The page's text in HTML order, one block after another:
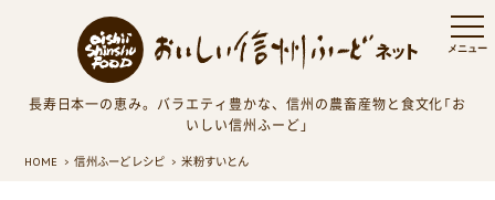
長寿日本一の恵み。バラエティ豊かな、信州の農畜産物と食文化「お
いしい信州ふーど」
HOME 信州ふーどレシピ 米粉すいとん